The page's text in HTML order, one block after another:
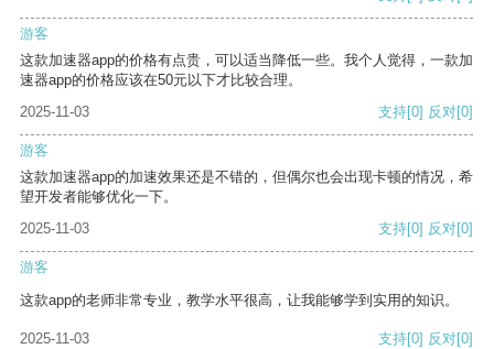
游客
这款加速器app的价格有点贵，可以适当降低一些。我个人觉得，一款加
速器app的价格应该在50元以下才比较合理。
2025-11-03
支持[0] 反对[0]
游客
这款加速器app的加速效果还是不错的，但偶尔也会出现卡顿的情况，希
望开发者能够优化一下。
2025-11-03
支持[0] 反对[0]
游客
这款app的老师非常专业，教学水平很高，让我能够学到实用的知识。
2025-11-03 支持[0] 反对[0]